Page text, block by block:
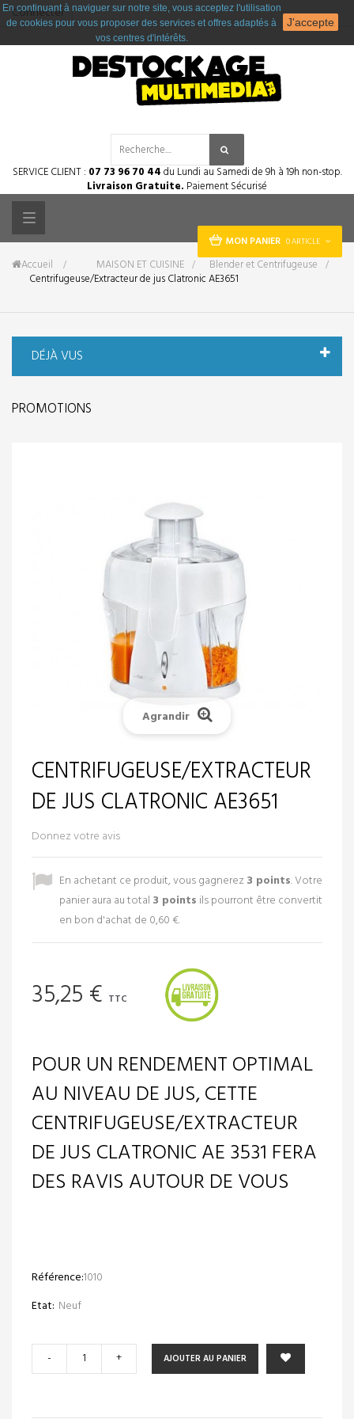
Connecter
MON PANIER 0 ARTICLE
SERVICE CLIENT : 07 73 96 70 44du Lundi au Samedi de 9h à 19h non-stop.
Livraison Gratuite. Paiement Sécurisé
Toggle
navigation
Accueil &gt; MAISON ET CUISINE >
Blender et Centrifugeuse
Centrifugeuse/Extracteur de jus Clatronic AE3651
DÉJÀ VUS
PROMOTIONS
Agrandir
CENTRIFUGEUSE/EXTRACTEUR
DE JUS CLATRONIC AE3651
Donnez votre avis
En achetant ce produit, vous gagnerez 3 points. Votre
panier aura au total 3 points ils pourront être convertit
en bon d'achat de 0,60 €.
35,25 € TTC
POUR UN RENDEMENT OPTIMAL
AU NIVEAU DE JUS, CETTE
CENTRIFUGEUSE/EXTRACTEUR
DE JUS CLATRONIC AE 3531 FERA
DES RAVIS AUTOUR DE VOUS
Référence:1010
Etat: Neuf
- + AJOUTER AU PANIER
En continuant à naviguer sur notre site, vous acceptez l'utilisation
de cookies pour vous proposer des services et offres adaptés à
vos centres d'intérêts.
J'accepte